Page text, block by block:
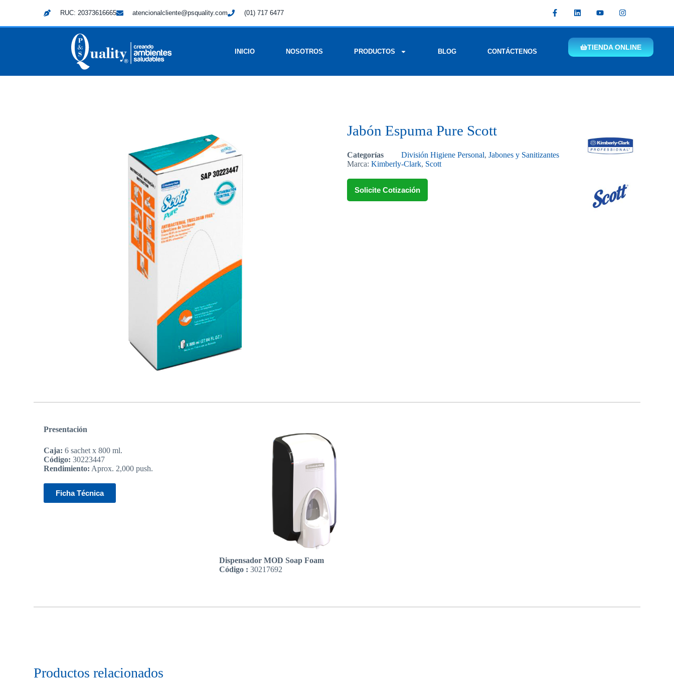
RUC: 20373616665 atencionalcliente@psquality.com (01) 717 6477
INICIO NOSOTROS PRODUCTOS BLOG CONTÁCTENOS
TIENDA ONLINE
Jabón Espuma Pure Scott
Categorías División Higiene Personal, Jabones y Sanitizantes
Marca: Kimberly-Clark, Scott
Solicite Cotización
Presentación
Caja: 6 sachet x 800 ml.
Código: 30223447
Rendimiento: Aprox. 2,000 push.
Ficha Técnica
Dispensador MOD Soap Foam
Código : 30217692
Productos relacionados